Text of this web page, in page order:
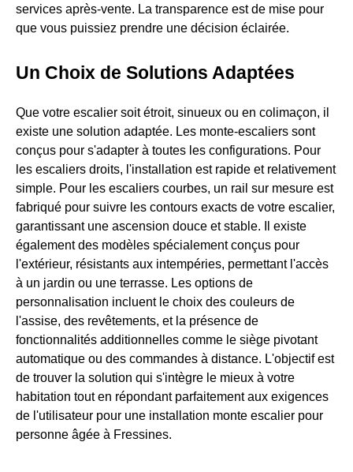
services après-vente. La transparence est de mise pour
que vous puissiez prendre une décision éclairée.
Un Choix de Solutions Adaptées
Que votre escalier soit étroit, sinueux ou en colimaçon, il
existe une solution adaptée. Les monte-escaliers sont
conçus pour s'adapter à toutes les configurations. Pour
les escaliers droits, l'installation est rapide et relativement
simple. Pour les escaliers courbes, un rail sur mesure est
fabriqué pour suivre les contours exacts de votre escalier,
garantissant une ascension douce et stable. Il existe
également des modèles spécialement conçus pour
l'extérieur, résistants aux intempéries, permettant l'accès
à un jardin ou une terrasse. Les options de
personnalisation incluent le choix des couleurs de
l'assise, des revêtements, et la présence de
fonctionnalités additionnelles comme le siège pivotant
automatique ou des commandes à distance. L'objectif est
de trouver la solution qui s'intègre le mieux à votre
habitation tout en répondant parfaitement aux exigences
de l'utilisateur pour une installation monte escalier pour
personne âgée à Fressines.